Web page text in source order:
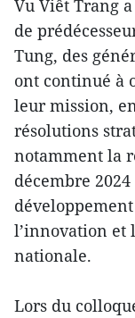
Vu Viêt Trang
de
Tung, des
ont continué à
leur mission,
résolutions
notamment la
décembre
l’innovation et
nationale.
Lors du